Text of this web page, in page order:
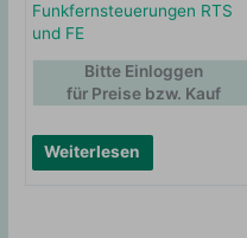
Funkfernsteuerungen RTS
und FE
Weiterlesen
Bitte Einloggen
für Preise bzw. Kauf